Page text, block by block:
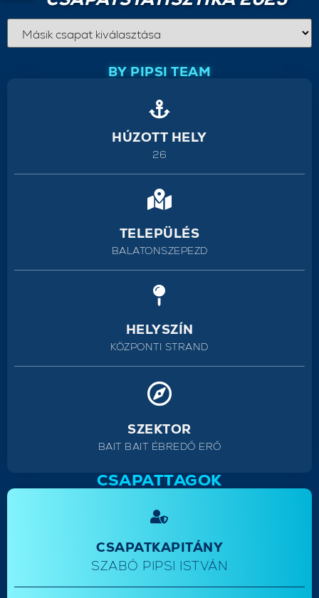
BY PIPSI TEAM
HÚZOTT HELY
26
TELEPÜLÉS
BALATONSZEPEZD
HELYSZÍN
KÖZPONTI STRAND
SZEKTOR
BAIT BAIT ÉBREDŐ ERŐ
CSAPATTAGOK
CSAPATKAPITÁNY
SZABÓ PIPSI ISTVÁN